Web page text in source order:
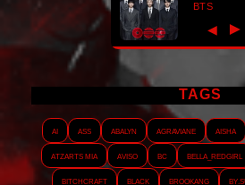
BTS
◀ ►
TAGS
AI ASS Abalyn Agraviane Aisha
Atzarts Mia
Aviso BC Bella_RedGirl
Bitchcraft
Black Brookang